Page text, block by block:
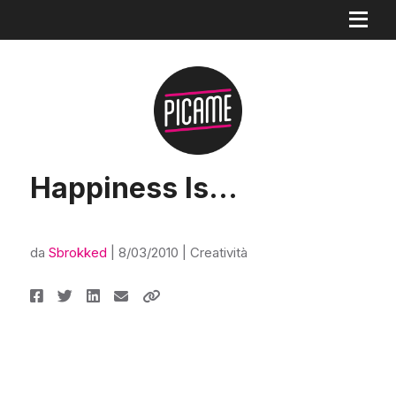
Happiness Is…
da Sbrokked 8/03/2010 Creatività